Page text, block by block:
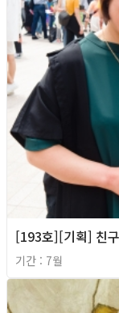
[193호][기획] 친
기간 : 7월